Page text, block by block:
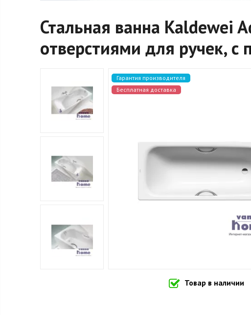
Стальная ванна Kaldewei
отверстиями для ручек,
Бесплатная доставка
Гарантия производителя
Товар в наличии